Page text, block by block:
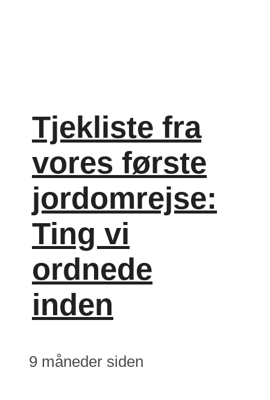
Tjekliste fra
vores første
jordomrejse:
Ting vi
ordnede
inden
9 måneder siden